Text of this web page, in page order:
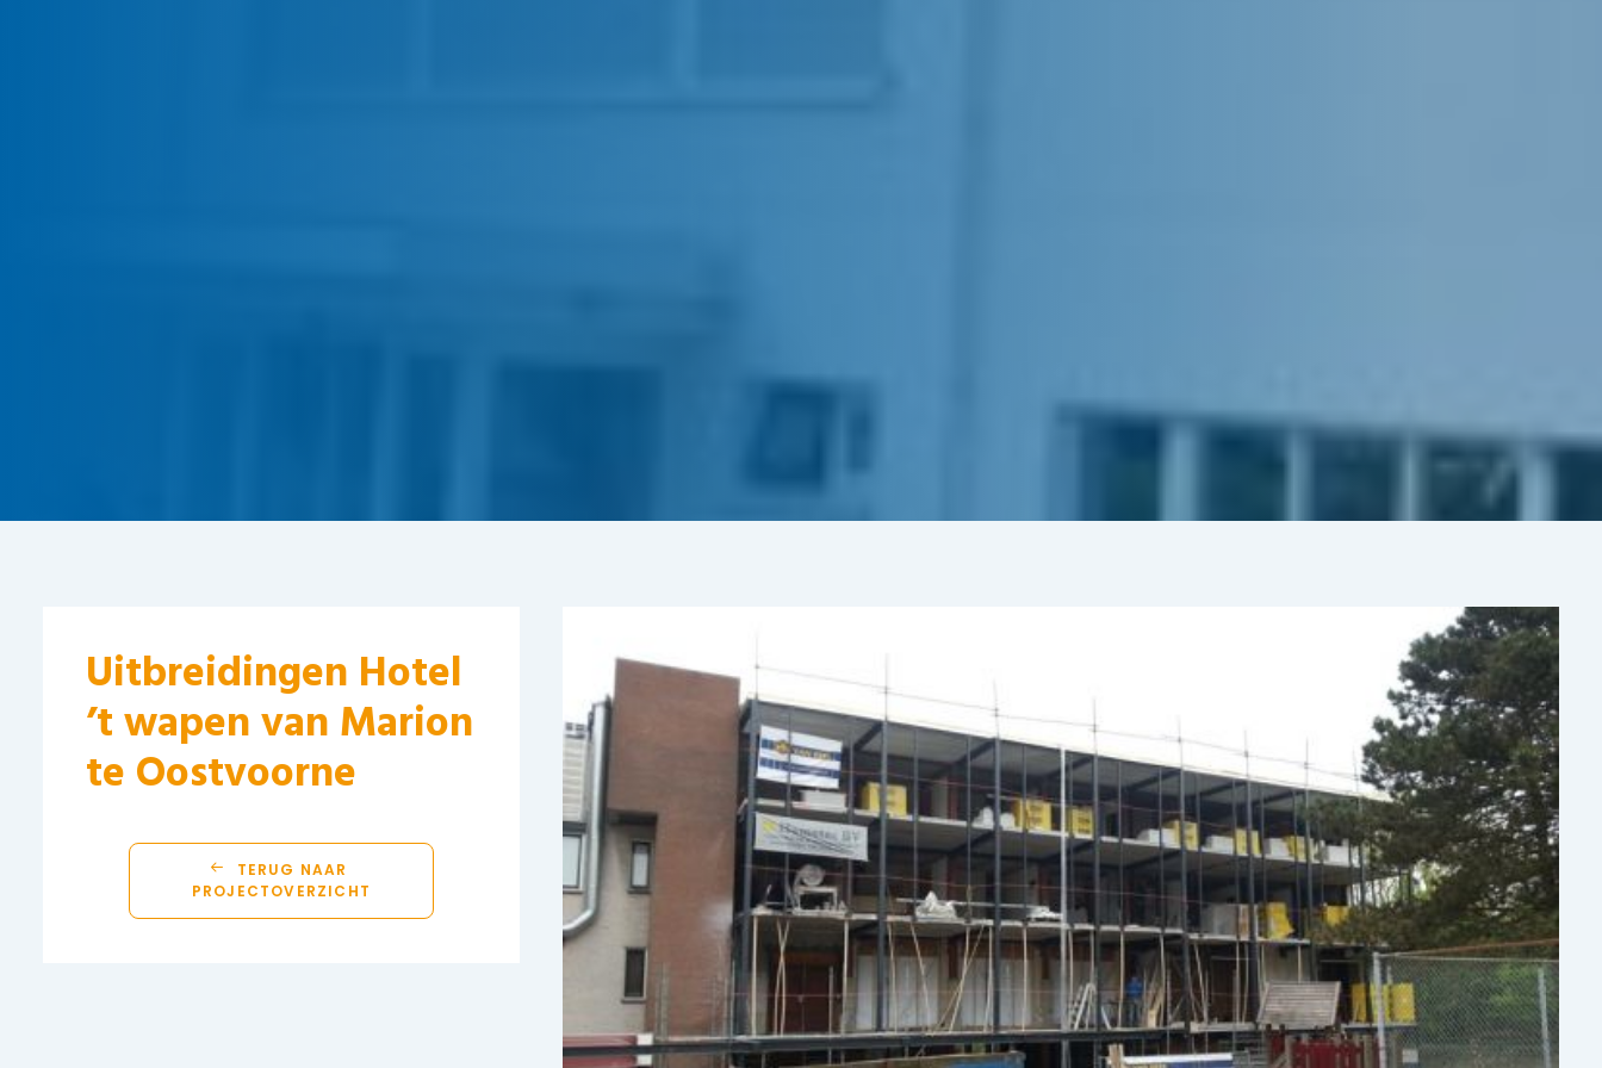
Uitbreidingen Hotel
’t wapen van Marion
te Oostvoorne
TERUG NAAR
PROJECTOVERZICHT